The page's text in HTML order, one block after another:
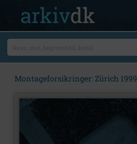
Montageforsikringer: Zürich 1999